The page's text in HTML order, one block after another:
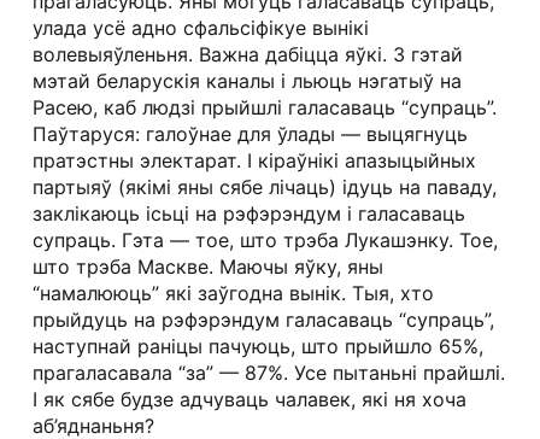
улада усё адно сфальсіфікуе вынікі
волевыяўленьня. Важна дабіцца яўкі. З гэтай
мэтай беларускія каналы і льюць нэгатыў на
Расею, каб людзі прыйшлі галасаваць “супраць”.
Паўтаруся: галоўнае для ўлады — выцягнуць
пратэстны электарат. І кіраўнікі апазыцыйных
партыяў (якімі яны сябе лічаць) ідуць на паваду,
заклікаюць ісьці на рэфэрэндум і галасаваць
супраць. Гэта — тое, што трэба Лукашэнку. Тое,
што трэба Маскве. Маючы яўку, яны
“намалююць” які заўгодна вынік. Тыя, хто
прыйдуць на рэфэрэндум галасаваць “супраць”,
наступнай раніцы пачуюць, што прыйшло 65%,
прагаласавала “за” — 87%. Усе пытаньні прайшлі.
І як сябе будзе адчуваць чалавек, які ня хоча
аб’яднаньня?